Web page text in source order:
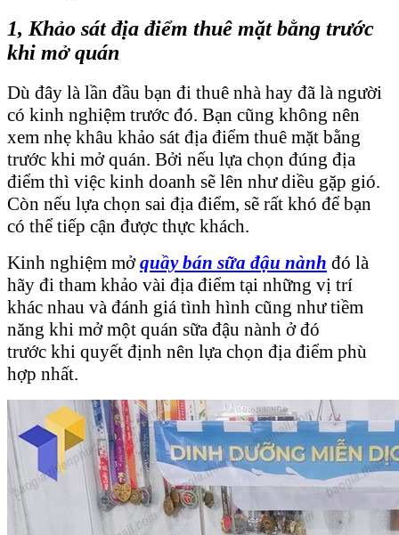
1, Khảo sát địa điểm thuê mặt bằng trước
khi mở quán
Dù đây là lần đầu bạn đi thuê nhà hay đã là người
có kinh nghiệm trước đó. Bạn cũng không nên
xem nhẹ khâu khảo sát địa điểm thuê mặt bằng
trước khi mở quán. Bởi nếu lựa chọn đúng địa
điểm thì việc kinh doanh sẽ lên như diều gặp gió.
Còn nếu lựa chọn sai địa điểm, sẽ rất khó để bạn
có thể tiếp cận được thực khách.
Kinh nghiệm mởquầy bán sữa đậu nành đó là
hãy đi tham khảo vài địa điểm tại những vị trí
khác nhau và đánh giá tình hình cũng như tiềm
năng khi mở một quán sữa đậu nành ở đó
trước khi quyết định nên lựa chọn địa điểm phù
hợp nhất.